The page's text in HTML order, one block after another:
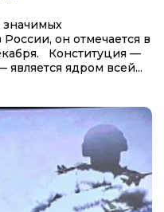
он отмечается в
Конституция —
является ядром всей...